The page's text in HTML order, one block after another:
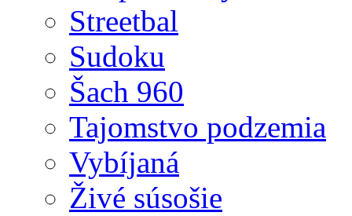
Streetbal
Sudoku
Šach 960
Tajomstvo podzemia
Vybíjaná
Živé súsošie